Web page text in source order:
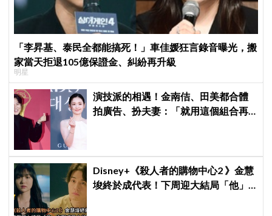
「李昇基、泰民全都能搞死！」車佳媛狂言錄音曝光，搬
家當天拒退105億保證金、糾紛再升級
明星
演技派的相遇！金南佶、田美都合體
拍廣告、扮夫妻：「就用這個組合再
Disney+《殺人者的購物中心2 》金慧
埈終於成代表！下周迎大結局「他」